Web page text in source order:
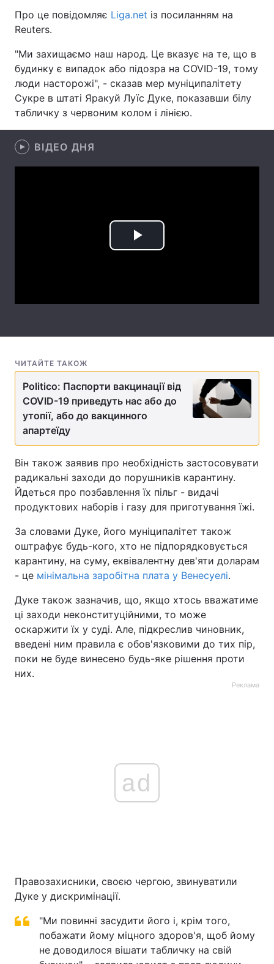
Техно і зв'язок
Зброя Інциденти
Здоров'я Туризм
Цікавинки Погода
Думки
Вакансії
Послуги
Тема оформлення
Про це повідомляє Liga.net із посиланням на
Reuters.
"Ми захищаємо наш народ. Це вказує на те, що в
будинку є випадок або підозра на COVID-19, тому
люди насторожі", - сказав мер муніципалітету
Сукре в штаті Яракуй Луїс Дуке, показавши білу
табличку з червоним колом і лінією.
ВІДЕО ДНЯ
Play
ЧИТАЙТЕ ТАКОЖ
Politico: Паспорти вакцинації від
COVID-19 приведуть нас або до
утопії, або до вакцинного
апартеїду
Він також заявив про необхідність застосовувати
радикальні заходи до порушників карантину.
Йдеться про позбавлення їх пільг - видачі
продуктових наборів і газу для приготування їжі.
За словами Дуке, його муніципалітет також
оштрафує будь-кого, хто не підпорядковується
карантину, на суму, еквівалентну дев'яти доларам
- це мінімальна заробітна плата у Венесуелі.
Дуке також зазначив, що, якщо хтось вважатиме
ці заходи неконституційними, то може
оскаржити їх у суді. Але, підкреслив чиновник,
введені ним правила є обов'язковими до тих пір,
поки не буде винесено будь-яке рішення проти
них.
Реклама
ad
Правозахисники, своєю чергою, звинуватили
Дуке у дискримінації.
"Ми повинні засудити його і, крім того,
побажати йому міцного здоров'я, щоб йому
не доводилося вішати табличку на свій